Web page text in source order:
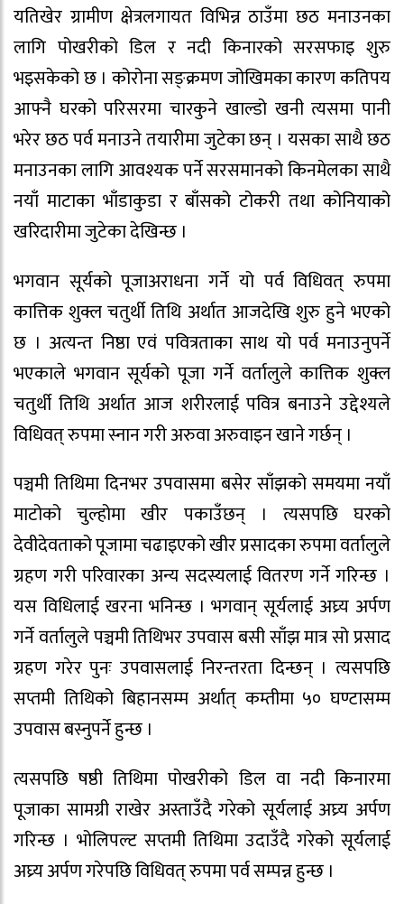
यतिखेर ग्रामीण क्षेत्रलगायत विभिन्न ठाउँमा छठ मनाउनका
लागि पोखरीको डिल र नदी किनारको सरसफाइ शुरु
भइसकेको छ । कोरोना सङ्क्रमण जोखिमका कारण कतिपय
आफ्नै घरको परिसरमा चारकुने खाल्डो खनी त्यसमा पानी
भरेर छठ पर्व मनाउने तयारीमा जुटेका छन् । यसका साथै छठ
मनाउनका लागि आवश्यक पर्ने सरसमानको किनमेलका साथै
नयाँ माटाका भाँडाकुडा र बाँसको टोकरी तथा कोनियाको
खरिदारीमा जुटेका देखिन्छ ।
भगवान सूर्यको पूजाअराधना गर्ने यो पर्व विधिवत् रुपमा
कात्तिक शुक्ल चतुर्थी तिथि अर्थात आजदेखि शुरु हुने भएको
छ । अत्यन्त निष्ठा एवं पवित्रताका साथ यो पर्व मनाउनुपर्ने
भएकाले भगवान सूर्यको पूजा गर्ने वर्तालुले कात्तिक शुक्ल
चतुर्थी तिथि अर्थात आज शरीरलाई पवित्र बनाउने उद्देश्यले
विधिवत् रुपमा स्नान गरी अरुवा अरुवाइन खाने गर्छन् ।
पञ्चमी तिथिमा दिनभर उपवासमा बसेर साँझको समयमा नयाँ
माटोको चुल्होमा खीर पकाउँछन् । त्यसपछि घरको
देवीदेवताको पूजामा चढाइएको खीर प्रसादका रुपमा वर्तालुले
ग्रहण गरी परिवारका अन्य सदस्यलाई वितरण गर्ने गरिन्छ ।
यस विधिलाई खरना भनिन्छ । भगवान् सूर्यलाई अघ्र्य अर्पण
गर्ने वर्तालुले पञ्चमी तिथिभर उपवास बसी साँझ मात्र सो प्रसाद
ग्रहण गरेर पुनः उपवासलाई निरन्तरता दिन्छन् । त्यसपछि
सप्तमी तिथिको बिहानसम्म अर्थात् कम्तीमा ५० घण्टासम्म
उपवास बस्नुपर्ने हुन्छ ।
त्यसपछि षष्ठी तिथिमा पोखरीको डिल वा नदी किनारमा
पूजाका सामग्री राखेर अस्ताउँदै गरेको सूर्यलाई अघ्र्य अर्पण
गरिन्छ । भोलिपल्ट सप्तमी तिथिमा उदाउँदै गरेको सूर्यलाई
अघ्र्य अर्पण गरेपछि विधिवत् रुपमा पर्व सम्पन्न हुन्छ ।